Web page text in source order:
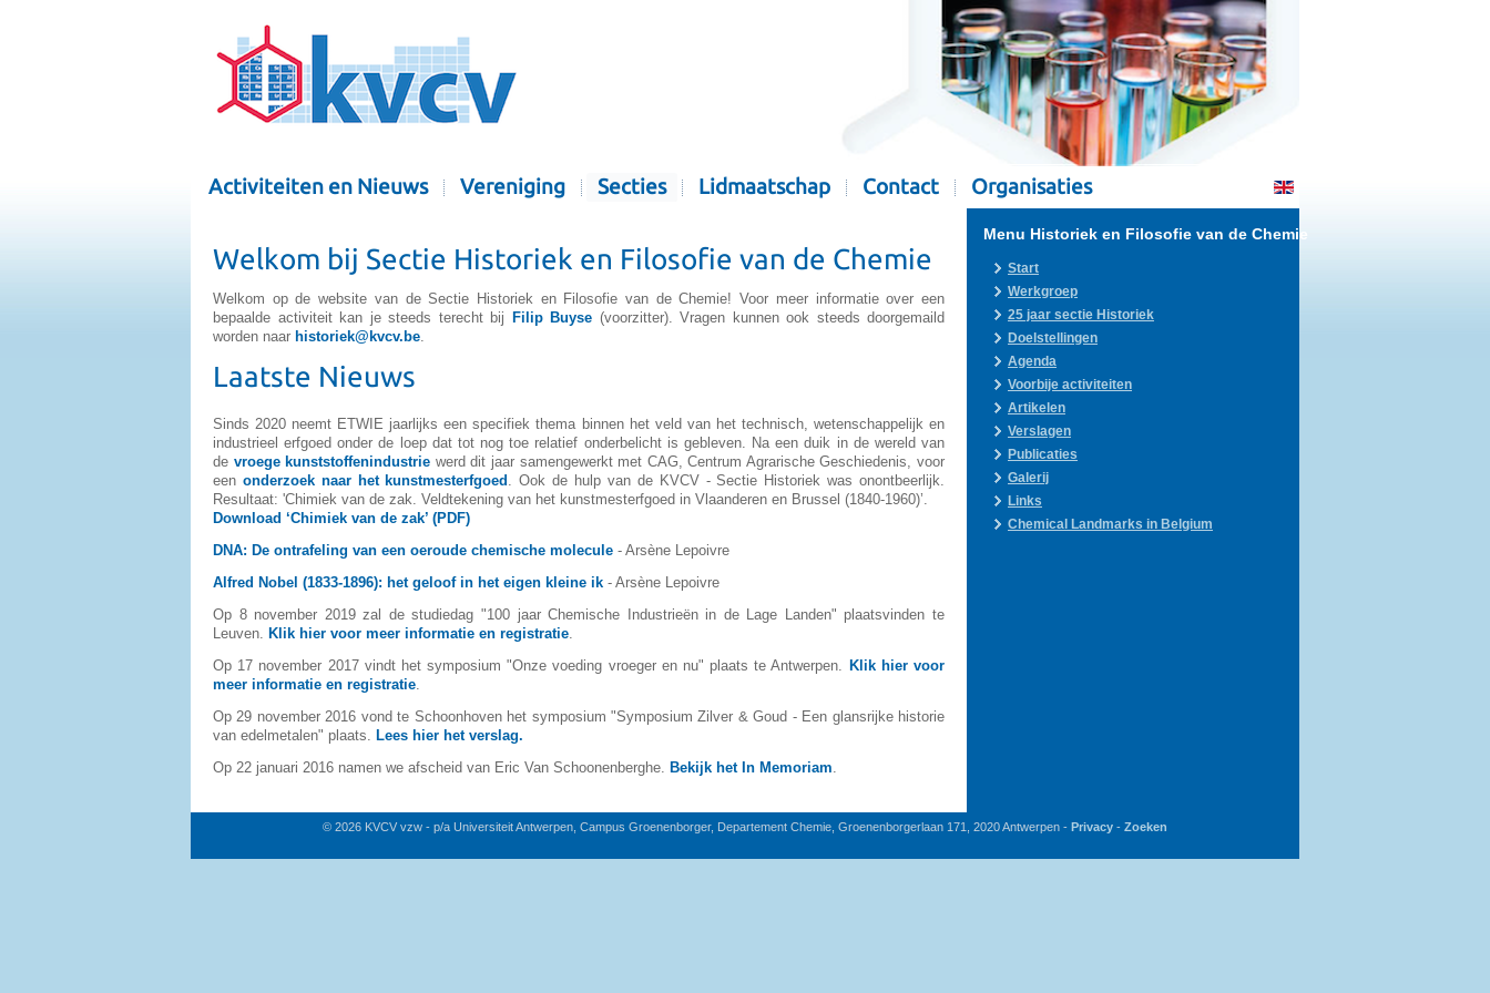
Activiteiten en Nieuws Vereniging Secties Lidmaatschap Contact Organisaties
Welkom bij Sectie Historiek en Filosofie van de Chemie
Welkom op de website van de Sectie Historiek en Filosofie van de Chemie! Voor meer informatie over een
bepaalde activiteit kan je steeds terecht bij
Filip Buyse (voorzitter). Vragen kunnen ook steeds doorgemaild
worden naar historiek@kvcv.be.
Laatste Nieuws
Sinds 2020 neemt ETWIE jaarlijks een specifiek thema binnen het veld van het technisch, wetenschappelijk en
industrieel erfgoed onder de loep dat tot nog toe relatief onderbelicht is gebleven. Na een duik in de wereld van
de vroege kunststoffenindustrie werd dit jaar samengewerkt met CAG, Centrum Agrarische Geschiedenis, voor
een onderzoek naar het kunstmesterfgoed . Ook de hulp van de KVCV - Sectie Historiek was onontbeerlijk.
Resultaat: 'Chimiek van de zak. Veldtekening van het kunstmesterfgoed in Vlaanderen en Brussel (1840-1960)’.
Download ‘Chimiek van de zak’ (PDF)
DNA: De ontrafeling van een oeroude chemische molecule - Arsène Lepoivre
Alfred Nobel (1833-1896): het geloof in het eigen kleine ik - Arsène Lepoivre
Op 8 november 2019 zal de studiedag "100 jaar Chemische Industrieën in de Lage Landen" plaatsvinden te
Leuven. Klik hier voor meer informatie en registratie.
Op 17 november 2017 vindt het symposium "Onze voeding vroeger en nu" plaats te Antwerpen. Klik hier voor
meer informatie en registratie.
Op 29 november 2016 vond te Schoonhoven het symposium "Symposium Zilver & Goud - Een glansrijke historie
van edelmetalen" plaats. Lees hier het verslag.
Op 22 januari 2016 namen we afscheid van Eric Van Schoonenberghe. Bekijk het In Memoriam.
Menu Historiek en Filosofie van de Chemie
Start
Werkgroep
25 jaar sectie Historiek
Doelstellingen
Agenda
Voorbije activiteiten
Artikelen
Verslagen
Publicaties
Galerij
Links
Chemical Landmarks in Belgium
© 2026 KVCV vzw - p/a Universiteit Antwerpen, Campus Groenenborger, Departement Chemie, Groenenborgerlaan 171, 2020 Antwerpen - Privacy - Zoeken